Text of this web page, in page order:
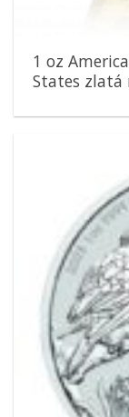
1 oz
States zlatá